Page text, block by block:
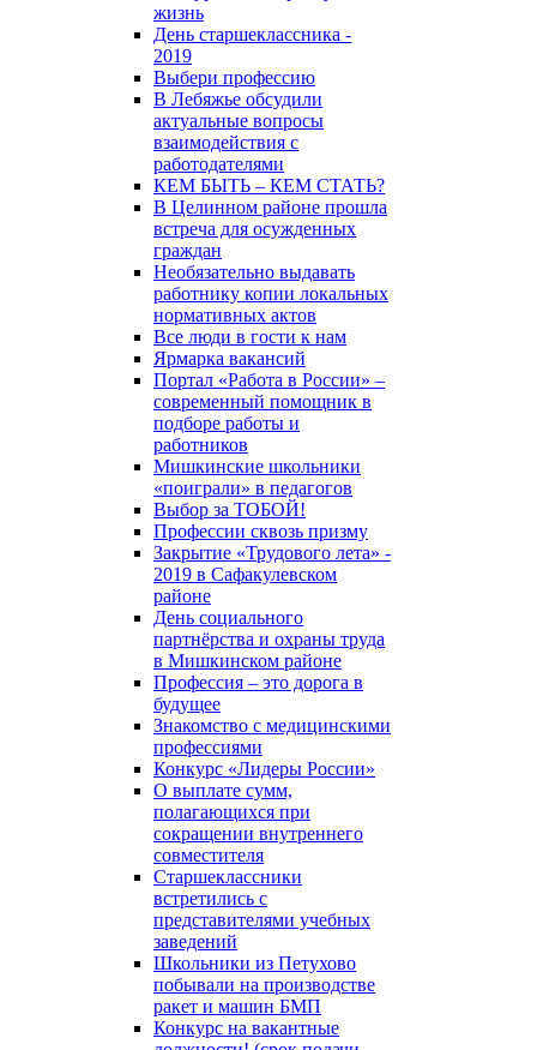
жизнь
День старшеклассника -
2019
Выбери профессию
В Лебяжье обсудили
актуальные вопросы
взаимодействия с
работодателями
КЕМ БЫТЬ – КЕМ СТАТЬ?
В Целинном районе прошла
встреча для осужденных
граждан
Необязательно выдавать
работнику копии локальных
нормативных актов
Все люди в гости к нам
Ярмарка вакансий
Портал «Работа в России» –
современный помощник в
подборе работы и
работников
Мишкинские школьники
«поиграли» в педагогов
Выбор за ТОБОЙ!
Профессии сквозь призму
Закрытие «Трудового лета» -
2019 в Сафакулевском
районе
День социального
партнёрства и охраны труда
в Мишкинском районе
Профессия – это дорога в
будущее
Знакомство с медицинскими
профессиями
Конкурс «Лидеры России»
О выплате сумм,
полагающихся при
сокращении внутреннего
совместителя
Старшеклассники
встретились с
представителями учебных
заведений
Школьники из Петухово
побывали на производстве
ракет и машин БМП
Конкурс на вакантные